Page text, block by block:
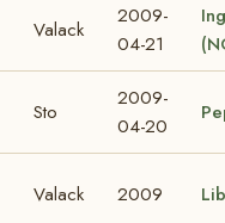
Valack
2009-
04-21
Sto
2009-
04-20
Valack 2009